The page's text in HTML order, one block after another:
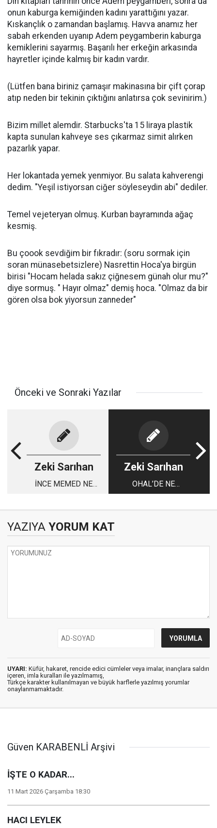
onun kaburga kemiğinden kadını yarattığını yazar.
Kıskançlık o zamandan başlamış. Havva anamız her
sabah erkenden uyanıp Adem peygamberin kaburga
kemiklerini sayarmış. Başarılı her erkeğin arkasında
hayretler içinde kalmış bir kadın vardır.
(Lütfen bana biriniz çamaşır makinasına bir çift çorap
atıp neden bir tekinin çıktığını anlatırsa çok sevinirim.)
Bizim millet alemdir. Starbucks'ta 15 liraya plastik
kapta sunulan kahveye ses çıkarmaz simit alırken
pazarlık yapar.
Her lokantada yemek yenmiyor. Bu salata kahverengi
dedim. "Yeşil istiyorsan ciğer söyleseydin abi" dediler.
Temel vejeteryan olmuş. Kurban bayramında ağaç
kesmiş.
Bu çoook sevdiğim bir fıkradır: (soru sormak için
soran münasebetsizlere) Nasrettin Hoca'ya birgün
birisi "Hocam helada sakız çiğnesem günah olur mu?"
diye sormuş. " Hayır olmaz" demiş hoca. "Olmaz da bir
gören olsa bok yiyorsun zanneder"
Önceki ve Sonraki Yazılar
Zeki Sarıhan
İNCE MEMED NE
Zeki Sarıhan
OHAL’DE NE
HALDEYİZ?
YAZIYA YORUM KAT
UYARI: Küfür, hakaret, rencide edici cümleler veya imalar, inançlara saldırı
içeren, imla kuralları ile yazılmamış,
Türkçe karakter kullanılmayan ve büyük harflerle yazılmış yorumlar
onaylanmamaktadır.
Güven KARABENLİ Arşivi
İŞTE O KADAR...
11 Mart 2026 Çarşamba 18:30
HACI LEYLEK